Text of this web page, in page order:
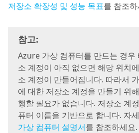
저장소 확장성 및 성능 목표를 참조
참고:
Azure 가상 컴퓨터를 만드는 경우
소 계정이 아직 없으면 해당 위치
소 계정이 만들어집니다. 따라서
에 대한 저장소 계정을 만들기 위
행할 필요가 없습니다. 저장소 계
퓨터 이름을 기반으로 합니다. 자
가상 컴퓨터 설명서를 참조하세요.